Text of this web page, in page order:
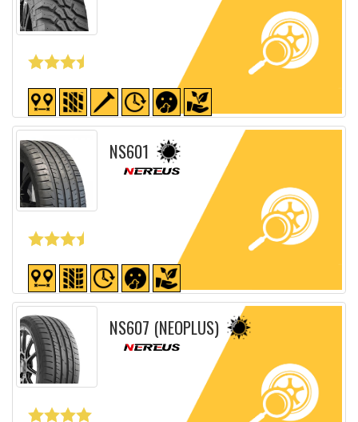
Fiche détaillée
NS601
Fiche détaillée
NS607 (NEOPLUS)